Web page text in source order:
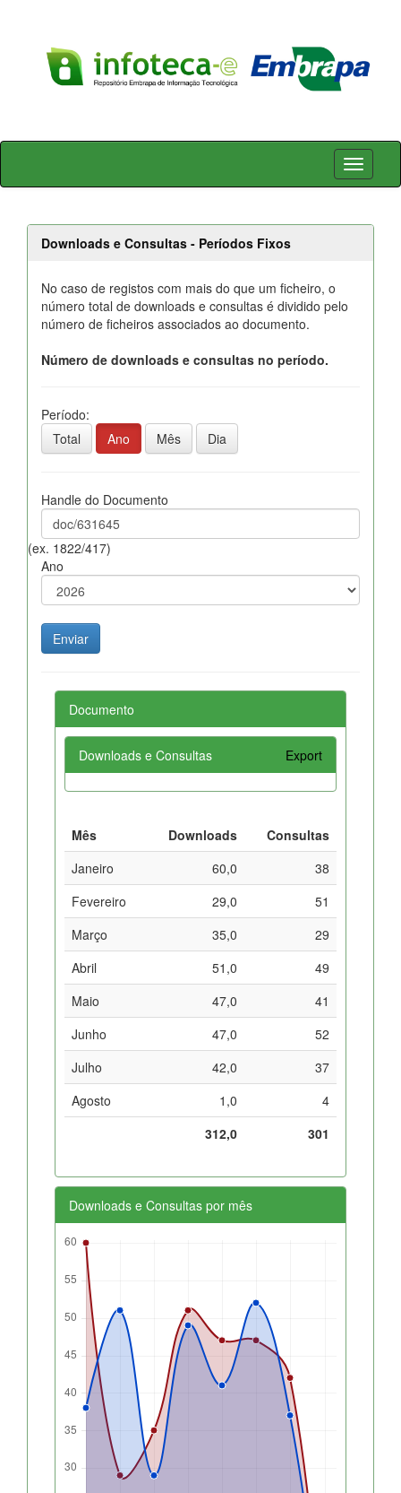
Skip
Downloads e Consultas - Períodos Fixos
No caso de registos com mais do que um ficheiro, o
número total de downloads e consultas é dividido pelo
número de ficheiros associados ao documento.
Número de downloads e consultas no período.
Período:
Total
Ano Mês Dia
Handle do Documento
(ex. 1822/417)
Ano
Documento
Downloads e Consultas Export
Mês Downloads
Consultas
Janeiro
60,0
38
Fevereiro
29,0
51
Março
35,0
29
Abril
51,0
49
Maio
47,0
41
Junho
47,0
52
Julho
42,0
37
Agosto
1,0
4
312,0
301
Downloads e Consultas por mês